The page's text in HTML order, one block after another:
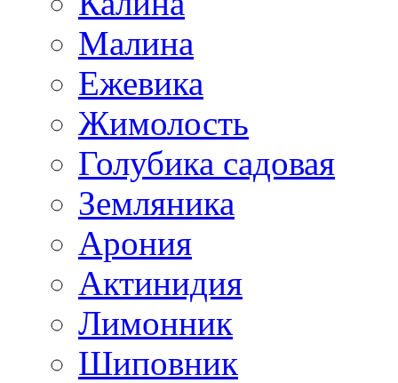
Малина
Ежевика
Жимолость
Голубика садовая
Земляника
Арония
Актинидия
Лимонник
Шиповник